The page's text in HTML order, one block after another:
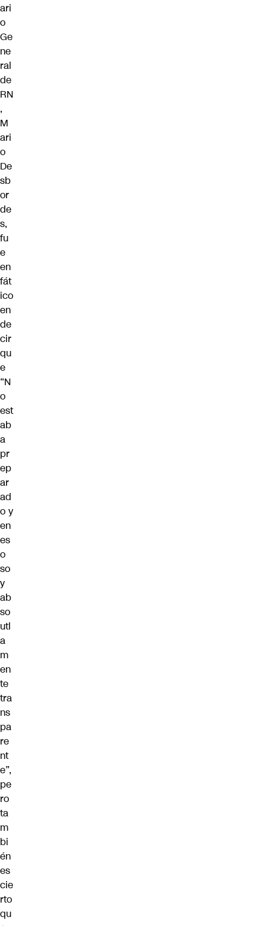
ari
o
Ge
ne
ral
de
RN
,
M
ari
o
De
sb
or
de
s,
fu
e
en
fát
ico
en
de
cir
qu
e
“N
o
est
ab
a
pr
ep
ar
ad
o y
en
es
o
so
y
ab
so
utl
a
m
en
te
tra
ns
pa
re
nt
e”,
pe
ro
ta
m
bi
én
es
cie
rto
qu